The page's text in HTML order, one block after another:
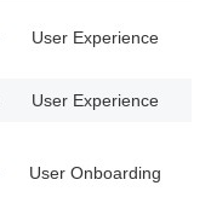
User Experience
User Experience
User Onboarding